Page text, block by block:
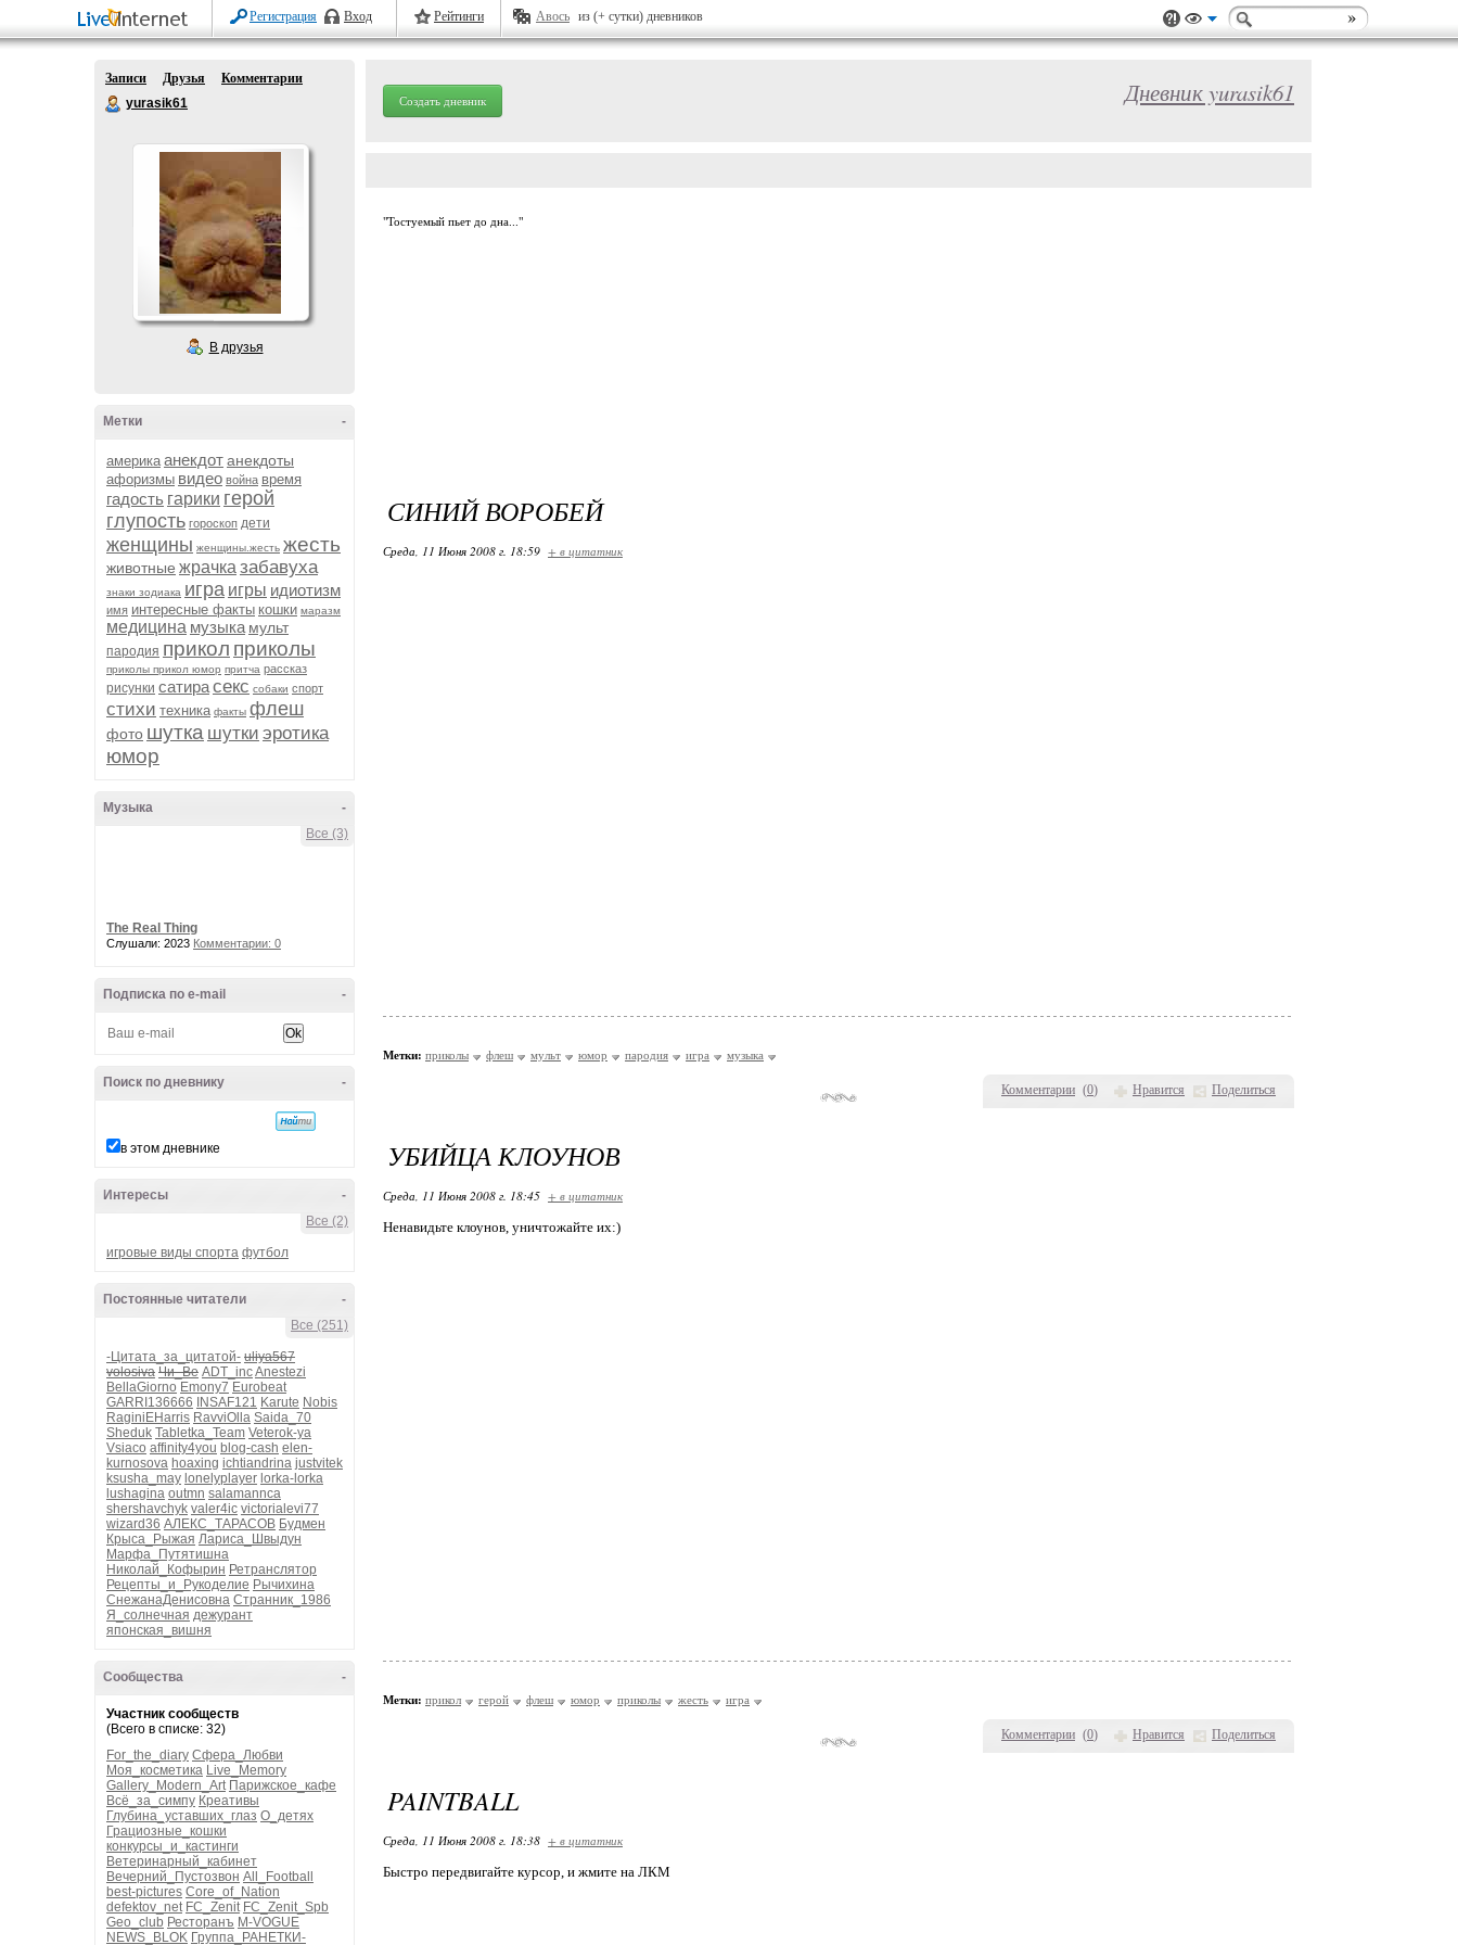
Регистрация Вход Рейтинги Авось из (+ сутки) дневников
Записи Друзья
Комментарии
yurasik61
В друзья
-
Метки
америка анекдотанекдоты
афоризмы видео война время
гадость гарики герой
глупость гороскоп дети
женщины женщины.жесть жесть
животные жрачка забавуха
знаки зодиака игра игры идиотизм
имя интересные факты кошки маразм
медицина музыка мульт
пародия прикол приколы
приколы прикол юмор притча рассказ
рисунки сатирасекс собаки спорт
стихи техника факты флеш
фото шутка шутки эротика
юмор
-
Музыка
Все (3)
The Real Thing
Слушали: 2023 Комментарии: 0
-
Подписка по e-mail
-
Поиск по дневнику
в этом дневнике
-
Интересы
Все (2)
игровые виды спорта футбол
-
Постоянные читатели
Все (251)
-Цитата_за_цитатой- uliya567
volosiva Чи_Ве ADT_incAnestezi
BellaGiorno Emony7 Eurobeat
GARRI136666
INSAF121 Karute Nobis
RaginiEHarris RavviOlla Saida_70
Sheduk Tabletka_Team Veterok-ya
Vsiaco affinity4you blog-cash elen-
kurnosova hoaxing ichtiandrina justvitek
ksusha_may lonelyplayer lorka-lorka
lushagina outmn salamannca
shershavchyk valer4ic victorialevi77
wizard36 АЛЕКС_ТАРАСОВ Будмен
Крыса_Рыжая Лариса_Швыдун
Марфа_Путятишна
Николай_Кофырин Ретранслятор
Рецепты_и_Рукоделие Рычихина
СнежанаДенисовна Странник_1986
Я_солнечная дежурант
японская_вишня
-
Сообщества
Участник сообществ
(Всего в списке: 32)
For_the_diary Сфера_Любви
Моя_косметика Live_Memory
Gallery_Modern_Art Парижское_кафе
Всё_за_симпу Креативы
Глубина_уставших_глаз О_детях
Грациозные_кошки
конкурсы_и_кастинги
Ветеринарный_кабинет
Вечерний_Пустозвон All_Football
best-pictures Core_of_Nation
defektov_net FC_Zenit FC_Zenit_Spb
Geo_club Ресторанъ M-VOGUE
NEWS_BLOK Группа_РАНЕТКИ-
Создать дневник Дневник yurasik61
"Тостуемый пьет до дна..."
Комментарии (0) Нравится Поделиться
СИНИЙ ВОРОБЕЙ
Среда, 11 Июня 2008 г. 18:59 + в цитатник
Метки: приколы флеш мульт юмор пародия игра музыка
Комментарии (0) Нравится Поделиться
УБИЙЦА КЛОУНОВ
Среда, 11 Июня 2008 г. 18:45 + в цитатник
Ненавидьте клоунов, уничтожайте их:)
Метки: прикол герой флеш юмор приколы жесть игра
PAINTBALL
Среда, 11 Июня 2008 г. 18:38 + в цитатник
Быстро передвигайте курсор, и жмите на ЛКМ